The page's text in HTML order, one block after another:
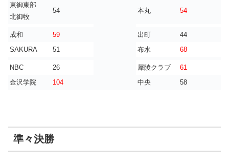
東御東部
北御牧
54 本丸 54
成和 59 出町
44
SAKURA
51 布水 68
NBC 26 犀陵クラブ
61
金沢学院
104 中央 58
準々決勝